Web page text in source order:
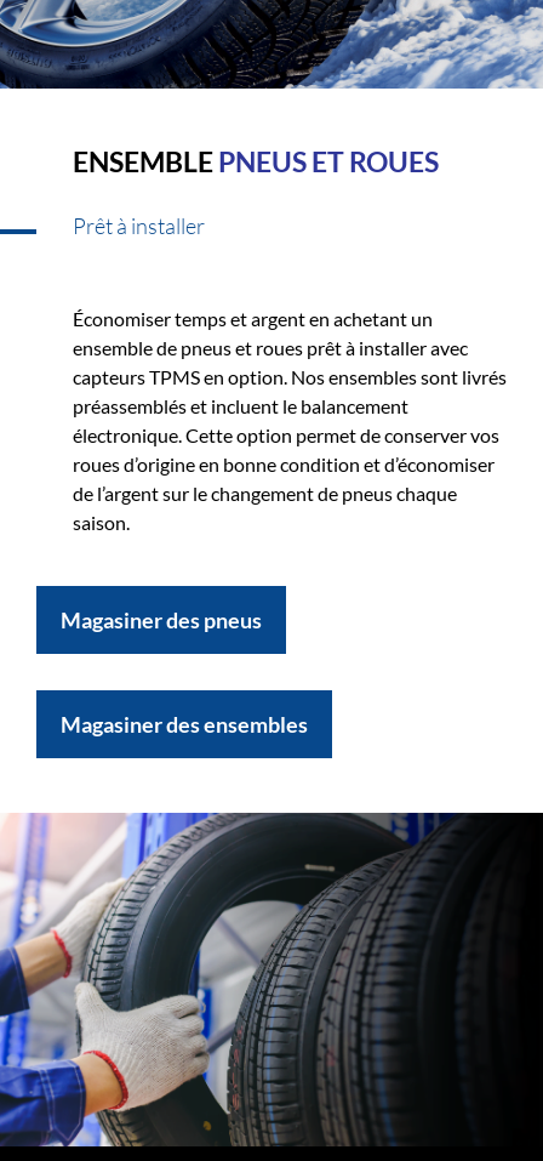
ENSEMBLEPNEUS ET ROUES
Prêt à installer
Économiser temps et argent en achetant un
ensemble de pneus et roues prêt à installer avec
capteurs TPMS en option. Nos ensembles sont livrés
préassemblés et incluent le balancement
électronique. Cette option permet de conserver vos
roues d’origine en bonne condition et d’économiser
de l’argent sur le changement de pneus chaque
saison.
Magasiner des pneus
Magasiner des ensembles